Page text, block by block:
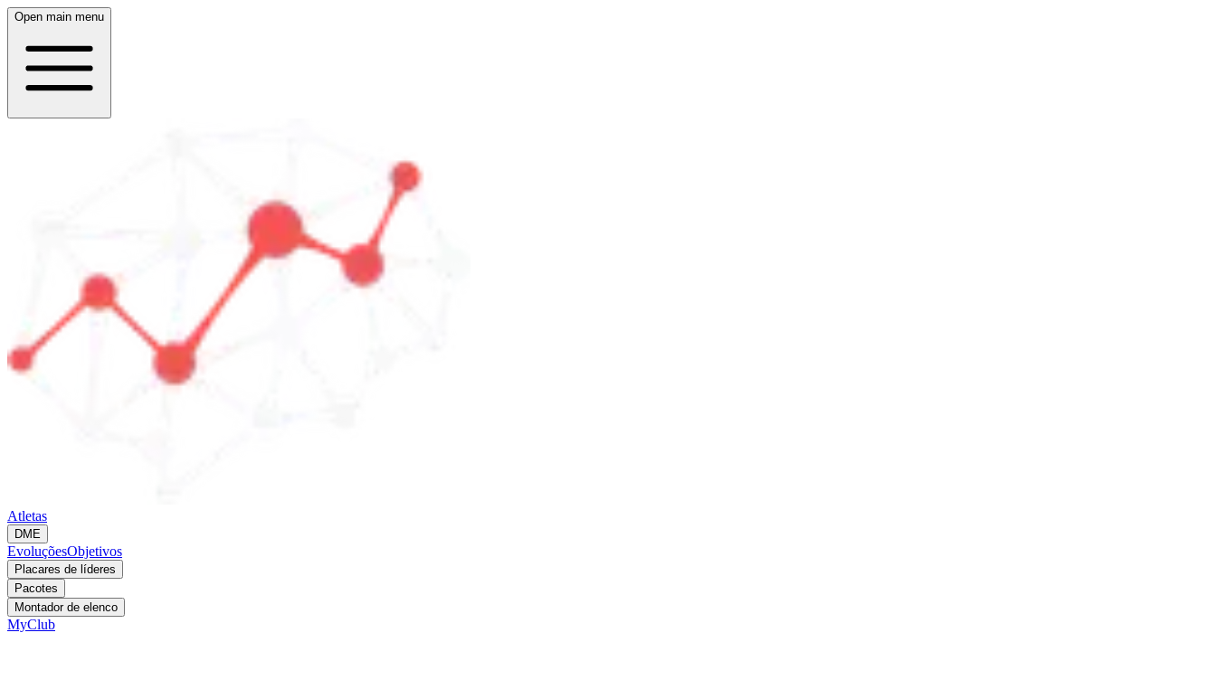
Open main menu
Atletas
DME
EvoluçõesObjetivos
Placares de líderes
Pacotes
Montador de elenco
MyClub